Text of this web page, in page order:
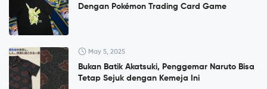
Dengan Pokémon Trading Card Game
May 5, 2025
Bukan Batik Akatsuki, Penggemar Naruto Bisa
Tetap Sejuk dengan Kemeja Ini